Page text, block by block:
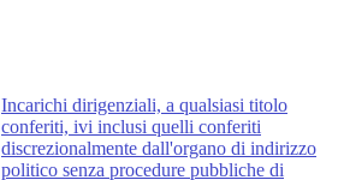
Incarichi dirigenziali, a qualsiasi titolo
conferiti, ivi inclusi quelli conferiti
discrezionalmente dall'organo di indirizzo
politico senza procedure pubbliche di